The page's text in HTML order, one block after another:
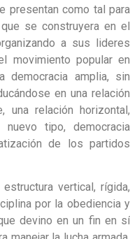
presentan como tal para
se construyera en el
a sus lideres
movimiento popular en
democracia amplia, sin
en una relación
relación horizontal,
tipo, democracia
de los partidos
vertical, rígida,
por la obediencia y
devino en un fin en sí